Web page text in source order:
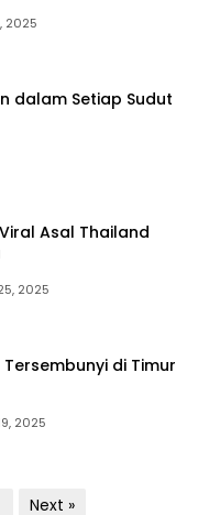
2025
dalam Setiap Sudut
Asal Thailand
2025
di Timur
2025
Next »